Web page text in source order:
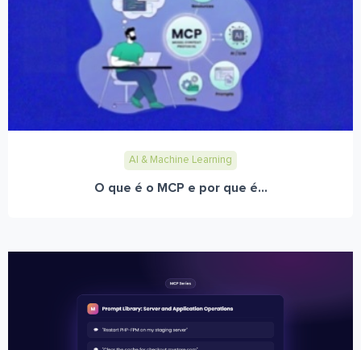
AI & Machine Learning
O que é o MCP e por que é...